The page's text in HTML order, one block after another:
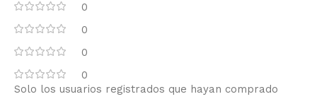
0
0
0
0
Solo los usuarios registrados que hayan comprado